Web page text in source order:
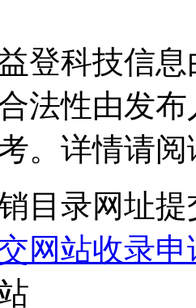
登科技信
法性由发
。详情请
目录网址提
网站收录申